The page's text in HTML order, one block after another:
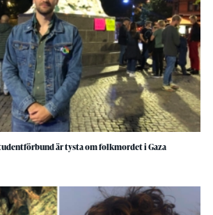
är tysta om folkmordet i Gaza